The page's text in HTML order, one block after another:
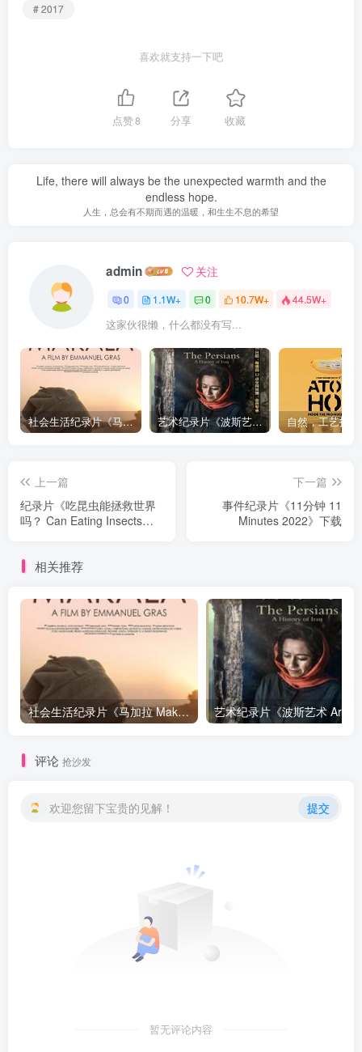
# 2017
喜欢就支持一下吧
点赞8 分享 收藏
Life, there will always be the unexpected warmth and the
endless hope.
人生，总会有不期而遇的温暖，和生生不息的希望
admin 关注
0 1.1W+ 0 10.7W+ 44.5W+
这家伙很懒，什么都没有写...
社会生活纪录片《马加拉 Makala》下载 艺术纪录片《波斯艺术 Art of Persia》下载
上一篇
纪录片《吃昆虫能拯救世界
吗？ Can Eating Insects
下一篇
事件纪录片《11分钟 11
Minutes 2022》下载
相关推荐
社会生活纪录片《马加拉 Makala》下载
评论 抢沙发
欢迎您留下宝贵的见解！ 提交
暂无评论内容